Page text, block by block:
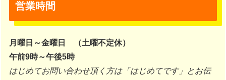
営業時間
月曜日～金曜日 （土曜不定休）
午前9時～午後5時
はじめてお問い合わせ頂く方は「はじめてです」とお伝